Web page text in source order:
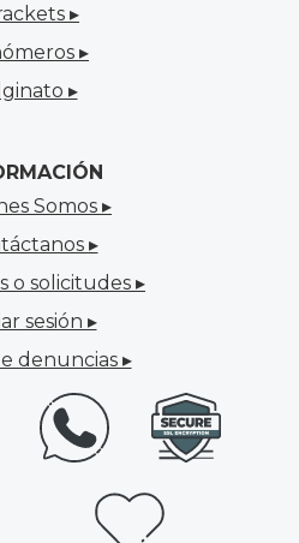
▸
▸
▸
Somos ▸
▸
o solicitudes ▸
sesión ▸
denuncias ▸